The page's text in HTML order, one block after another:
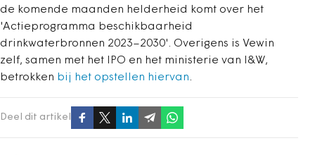
de komende maanden helderheid komt over het
'Actieprogramma beschikbaarheid
drinkwaterbronnen 2023–2030'. Overigens is Vewin
zelf, samen met het IPO en het ministerie van I&W,
betrokken bij het opstellen hiervan.
Deel dit artikel